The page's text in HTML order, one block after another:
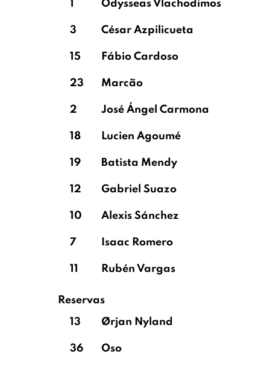
1 Odysseas Vlachodimos
3 César Azpilicueta
15 Fábio Cardoso
23 Marcão
2 José Ángel Carmona
18 Lucien Agoumé
19 Batista Mendy
12 Gabriel Suazo
10 Alexis Sánchez
7 Isaac Romero
11 Rubén Vargas
Reservas
13
Ørjan Nyland
36 Oso